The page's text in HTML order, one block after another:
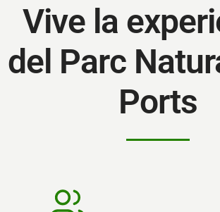
Vive la
del Parc
Ports